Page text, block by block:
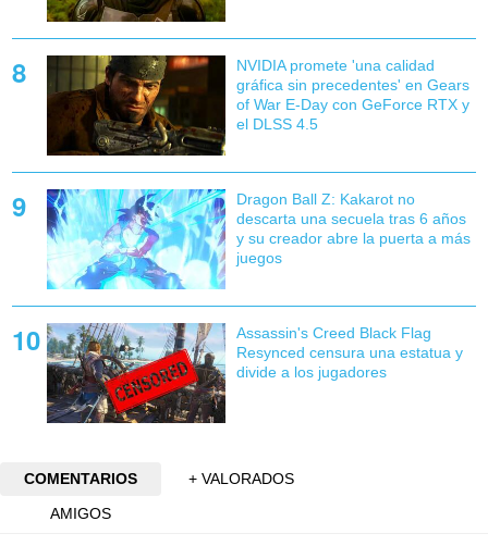
NVIDIA promete 'una calidad
gráfica sin precedentes' en Gears
of War E-Day con GeForce RTX y
el DLSS 4.5
Dragon Ball Z: Kakarot no
descarta una secuela tras 6 años
y su creador abre la puerta a más
juegos
Assassin's Creed Black Flag
Resynced censura una estatua y
divide a los jugadores
COMENTARIOS
+ VALORADOS
AMIGOS